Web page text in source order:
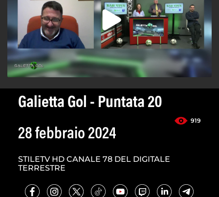
Galietta Gol - Puntata 20
919
28 febbraio 2024
STILETV HD CANALE 78 DEL DIGITALE
TERRESTRE